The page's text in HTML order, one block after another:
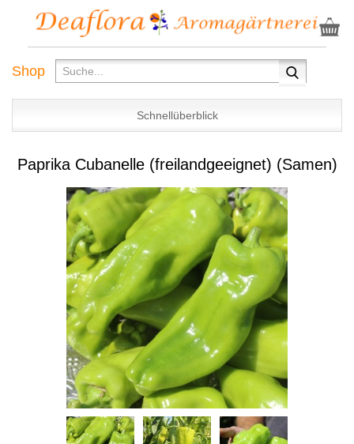
Shop
Schnellüberblick
Paprika Cubanelle (freilandgeeignet) (Samen)